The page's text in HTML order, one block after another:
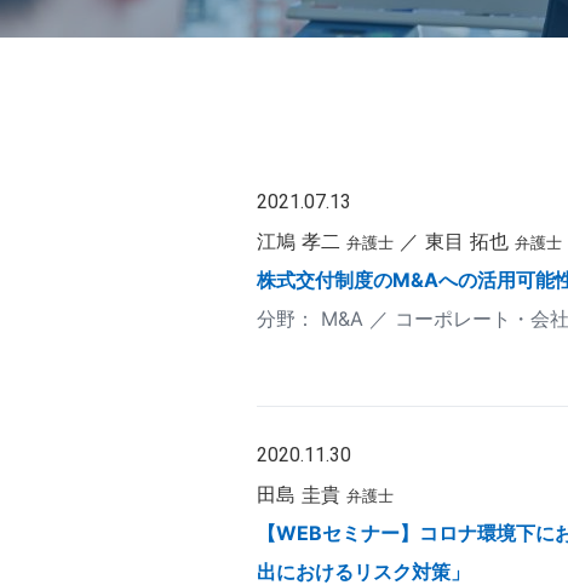
2021.07.13
江鳩 孝二 弁護士 東目 拓也 弁護士
株式交付制度のM&Aへの活用可能
M&A
コーポレート・会
2020.11.30
田島 圭貴 弁護士
【WEBセミナー】コロナ環境下
出におけるリスク対策」